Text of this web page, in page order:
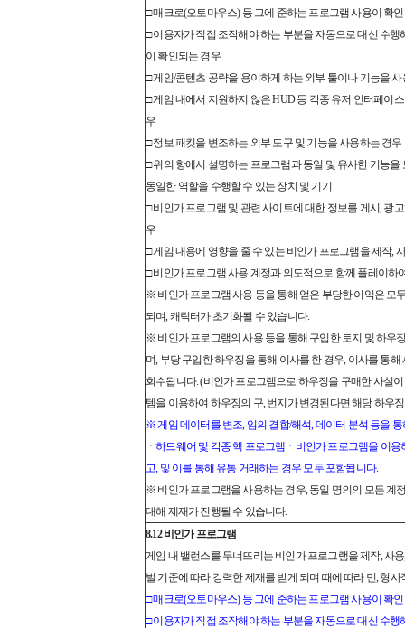
□ 매크로(오토마우스) 등 그에 준하는 프로그램 사용이 확
□ 이용자가 직접 조작해야 하는 부분을 자동으로 대신 수행
이 확인되는 경우
□ 게임/콘텐츠 공략을 용이하게 하는 외부 툴이나 기능을
□ 게임 내에서 지원하지 않은 HUD 등 각종 유저 인터페이
우
□ 정보 패킷을 변조하는 외부 도구 및 기능을 사용하는 경우
□ 위의 항에서 설명하는 프로그램과 동일 및 유사한 기능을
동일한 역할을 수행할 수 있는 장치 및 기기
□ 비인가 프로그램 및 관련 사이트에 대한 정보를 게시, 광
우
□ 게임 내용에 영향을 줄 수 있는 비인가 프로그램을 제작,
□ 비인가 프로그램 사용 계정과 의도적으로 함께 플레이하
※ 비인가 프로그램 사용 등을 통해 얻은 부당한 이익은 모
되며, 캐릭터가 초기화될 수 있습니다.
※ 비인가 프로그램의 사용 등을 통해 구입한 토지 및 하우
며, 부당 구입한 하우징을 통해 이사를 한 경우, 이사를 통
회수됩니다. (비인가 프로그램으로 하우징을 구매한 사실
템을 이용하여 하우징의 구, 번지가 변경된다면 해당 하우
※ 게임 데이터를 변조, 임의 결합/해석, 데이터 분석 등을
ㆍ하드웨어 및 각종 핵 프로그램ㆍ비인가 프로그램을 이용
고, 및 이를 통해 유통 거래하는 경우 모두 포함됩니다.
※ 비인가 프로그램을 사용하는 경우, 동일 명의의 모든 계
대해 제재가 진행될 수 있습니다.
8.12 비인가 프로그램
게임 내 밸런스를 무너뜨리는 비인가 프로그램을 제작, 사
벌 기준에 따라 강력한 제재를 받게 되며 때에 따라 민, 형
□ 매크로(오토마우스) 등 그에 준하는 프로그램 사용이 확
□ 이용자가 직접 조작해야 하는 부분을 자동으로 대신 수행